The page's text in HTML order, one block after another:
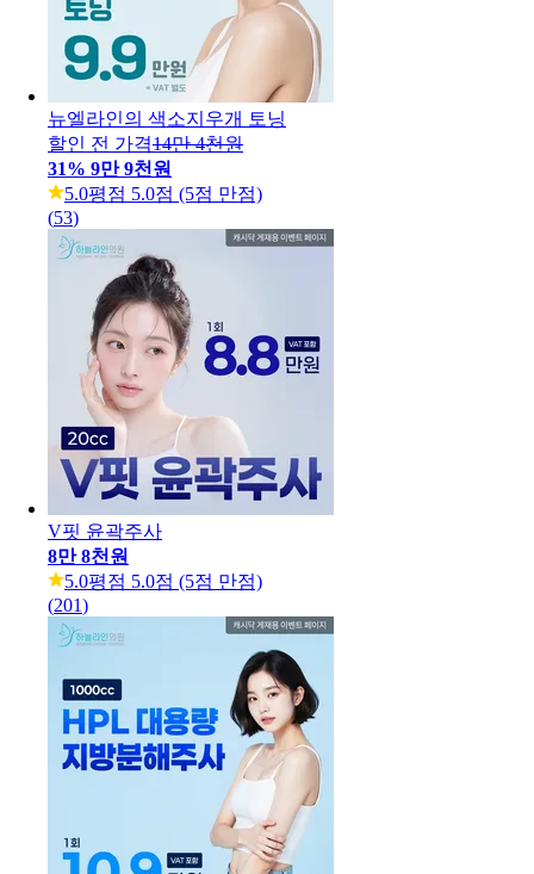
뉴엘라인의 색소지우개 토닝
할인 전 가격14만 4천원
31% 9만 9천원
5.0평점 5.0점 (5점 만점)
(53)
V핏 윤곽주사
8만 8천원
5.0평점 5.0점 (5점 만점)
(201)